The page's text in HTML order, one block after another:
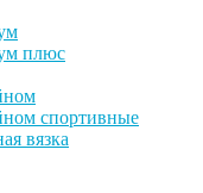
плюс
спортивные
вязка